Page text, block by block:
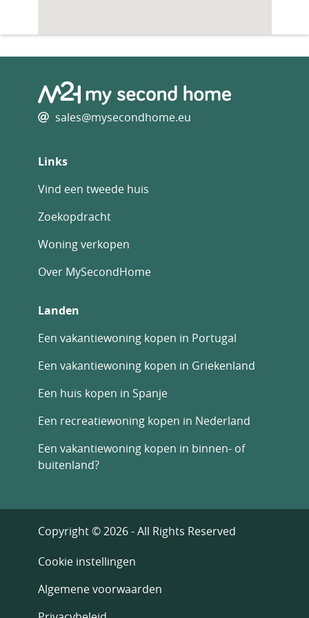
sales@mysecondhome.eu
Links
Vind een tweede huis
Zoekopdracht
Woning verkopen
Over MySecondHome
Landen
Een vakantiewoning kopen in Portugal
Een vakantiewoning kopen in Griekenland
Een huis kopen in Spanje
Een recreatiewoning kopen in Nederland
Een vakantiewoning kopen in binnen- of
buitenland?
Copyright © 2026 - All Rights Reserved
Cookie instellingen
Algemene voorwaarden